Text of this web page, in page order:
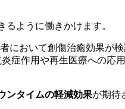
ように働きかけます。
において創傷治癒効果が検
症作用や再生医療への応
ンタイムの軽減効果が期待